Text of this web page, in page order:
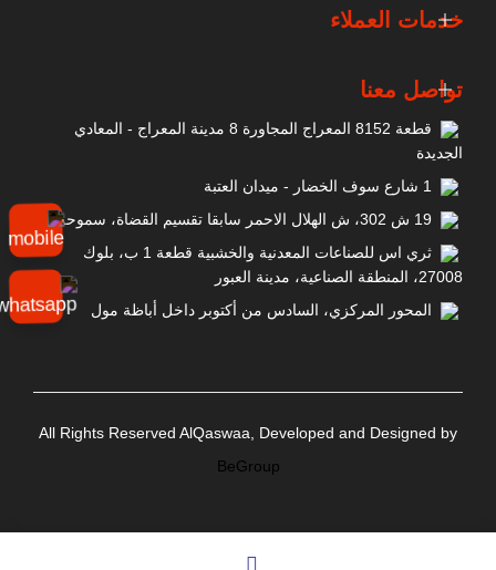
للمزيد
8355
للمزيد
خدمات العملاء
تواصل معنا
قطعة 8152 المعراج المجاورة 8 مدينة المعراج - المعادي
الجديدة
ثري اس للصناعات المعدنية والخشبية قطعة 1 ب، بلوك
27008، المنطقة الصناعية، مدينة العبور
المحور المركزي، السادس من أكتوبر داخل أباظة مول
All Rights Reserved AlQaswaa, Developed and Designed by
BeGroup